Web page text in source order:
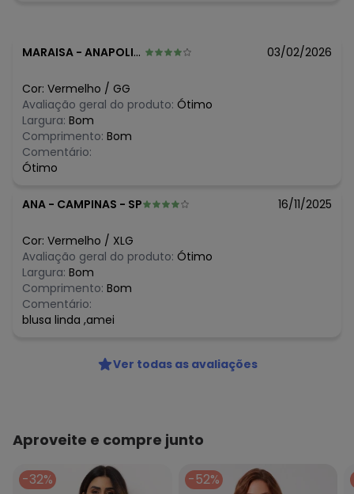
abril/2026 N/D*
fevereiro/2026
MARAISA - ANAPOLIS - GO 03/02/2026
Cor: Vermelho / GG
Avaliação geral do produto: Ótimo
Largura: Bom
Comprimento: Bom
Comentário:
Ótimo
ANA - CAMPINAS - SP 16/11/2025
Cor: Vermelho / XLG
Avaliação geral do produto: Ótimo
Largura: Bom
Comprimento: Bom
Comentário:
blusa linda ,amei
Ver todas as avaliações
Aproveite e compre junto
-32% -52%